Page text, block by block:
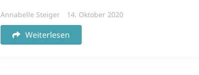
Annabelle Steiger 14. Oktober 2020
Weiterlesen